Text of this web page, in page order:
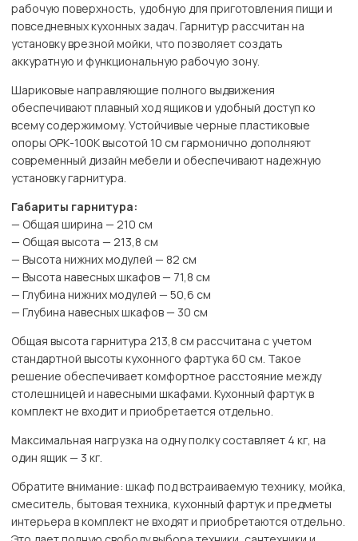
рабочую поверхность, удобную для приготовления пищи и
повседневных кухонных задач. Гарнитур рассчитан на
установку врезной мойки, что позволяет создать
аккуратную и функциональную рабочую зону.
Шариковые направляющие полного выдвижения
обеспечивают плавный ход ящиков и удобный доступ ко
всему содержимому. Устойчивые черные пластиковые
опоры ОРК-100К высотой 10 см гармонично дополняют
современный дизайн мебели и обеспечивают надежную
установку гарнитура.
Габариты гарнитура:
— Общая ширина — 210 см
— Общая высота — 213,8 см
— Высота нижних модулей — 82 см
— Высота навесных шкафов — 71,8 см
— Глубина нижних модулей — 50,6 см
— Глубина навесных шкафов — 30 см
Общая высота гарнитура 213,8 см рассчитана с учетом
стандартной высоты кухонного фартука 60 см. Такое
решение обеспечивает комфортное расстояние между
столешницей и навесными шкафами. Кухонный фартук в
комплект не входит и приобретается отдельно.
Максимальная нагрузка на одну полку составляет 4 кг, на
один ящик — 3 кг.
Обратите внимание: шкаф под встраиваемую технику, мойка,
смеситель, бытовая техника, кухонный фартук и предметы
интерьера в комплект не входят и приобретаются отдельно.